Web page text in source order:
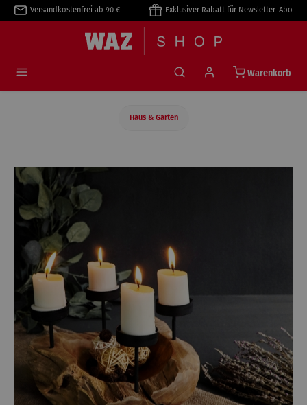
springen
Versandkostenfrei ab 90 € Exklusiver Rabatt für Newsletter-Abo
Warenkorb
Haus & Garten